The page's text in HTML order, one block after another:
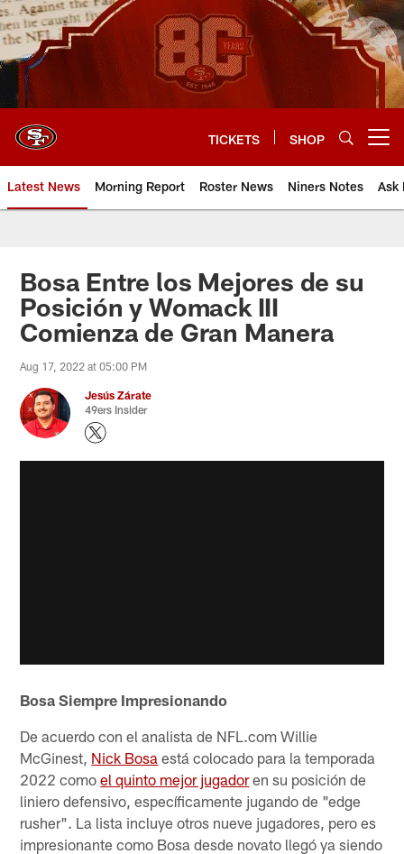
Skip
to
main
content
TICKETS SHOP
Latest News Morning Report Roster News Niners Notes Ask
Bosa Entre los Mejores de su
Posición y Womack III
Comienza de Gran Manera
Aug 17, 2022 at 05:00 PM
Jesús Zárate
49ers Insider
Bosa Siempre Impresionando
De acuerdo con el analista de NFL.com Willie
McGinest, Nick Bosa está colocado para la temporada
2022 comoel quinto mejor jugadoren su posición de
liniero defensivo, específicamente jugando de "edge
rusher". La lista incluye otros nueve jugadores, pero es
impresionante como Bosa desde novato llegó ya siendo